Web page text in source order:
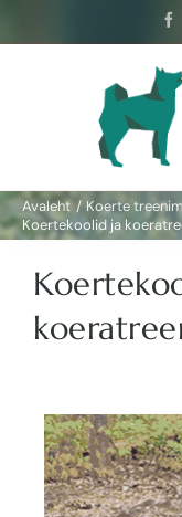
to
Avaleht
Koerte
Koertekoolid ja